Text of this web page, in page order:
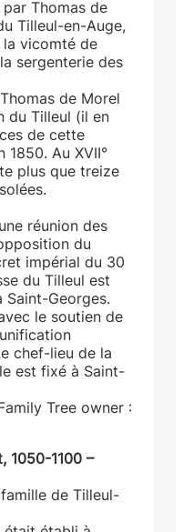
Thomas de
Tilleul-en-Auge,
vicomté de
sergenterie des
de Morel
du Tilleul (il en
de cette
1850. Au XVII°
plus que treize
réunion des
du
impérial du 30
du Tilleul est
Saint-Georges.
avec le soutien de
chef-lieu de la
est fixé à Saint-
Tree owner :
1050-1100 –
de Tilleul-